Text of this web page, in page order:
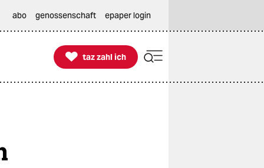
abo genossenschaft epaper login

taz zahl ich
taz zahl ich